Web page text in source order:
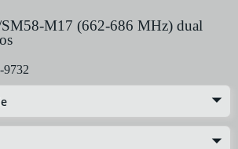
M17 (662-686 MHz) dual
9732